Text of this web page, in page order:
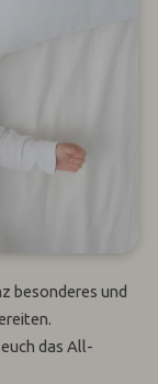
besonderes und
das All-